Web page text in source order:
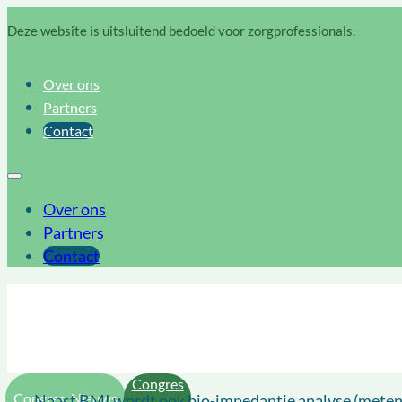
Deze website is uitsluitend bedoeld voor zorgprofessionals.
Over ons
Partners
Contact
Over ons
Partners
Contact
Congres, Nieuws
Congres